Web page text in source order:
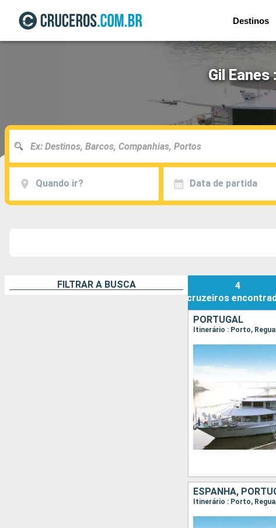
Destinos
Gil
Quando ir? Data de partida
FILTRAR A BUSCA
4
cruzeiros
PORTUGAL
Itinerário : Porto,
ESPANHA,